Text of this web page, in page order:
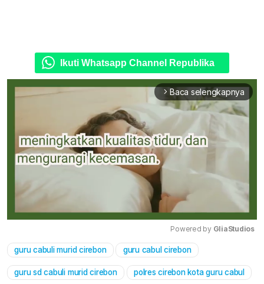
Ikuti Whatsapp Channel Republika
arrow_forward_ios Baca selengkapnya
Powered by GliaStudios
guru cabuli murid cirebon guru cabul cirebon
guru sd cabuli murid cirebon polres cirebon kota guru cabul